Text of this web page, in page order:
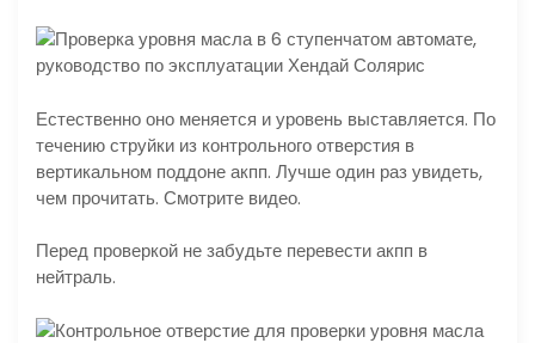
Естественно оно меняется и уровень выставляется. По
течению струйки из контрольного отверстия в
вертикальном поддоне акпп. Лучше один раз увидеть,
чем прочитать. Смотрите видео.
Перед проверкой не забудьте перевести акпп в
нейтраль.